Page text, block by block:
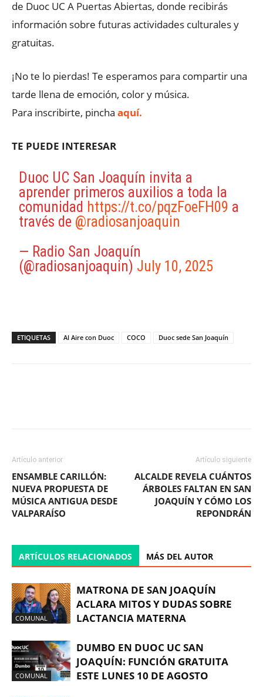
de Duoc UC A Puertas Abiertas, donde recibirás
información sobre futuras actividades culturales y
gratuitas.
¡No te lo pierdas! Te esperamos para compartir una
tarde llena de emoción, color y música.
Para inscribirte, pincha aquí.
TE PUEDE INTERESAR
Duoc UC San Joaquín invita a
aprender primeros auxilios a toda la
comunidad https://t.co/pqzFoeFH09 a
través de @radiosanjoaquin
— Radio San Joaquín
(@radiosanjoaquin) July 10, 2025
ETIQUETAS Al Aire con Duoc COCO Duoc sede San Joaquín
Artículo anterior
ENSAMBLE CARILLÓN:
NUEVA PROPUESTA DE
MÚSICA ANTIGUA DESDE
VALPARAÍSO
Artículo siguiente
ALCALDE REVELA CUÁNTOS
ÁRBOLES FALTAN EN SAN
JOAQUÍN Y CÓMO LOS
REPONDRÁN
ARTÍCULOS RELACIONADOS MÁS DEL AUTOR
COMUNAL
MATRONA DE SAN JOAQUÍN
ACLARA MITOS Y DUDAS SOBRE
LACTANCIA MATERNA
COMUNAL
DUMBO EN DUOC UC SAN
JOAQUÍN: FUNCIÓN GRATUITA
ESTE LUNES 10 DE AGOSTO